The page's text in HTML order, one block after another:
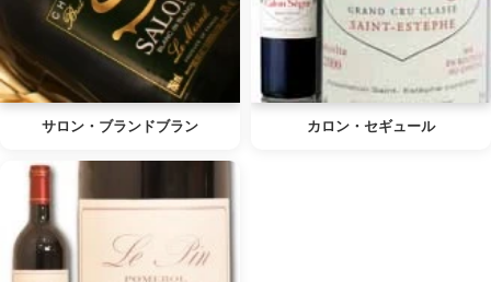
サロン・ブランドブラン カロン・セギュール